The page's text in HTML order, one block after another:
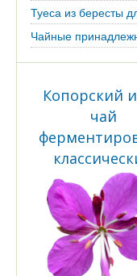
Туеса из бересты
Чайные
Копорский
чай